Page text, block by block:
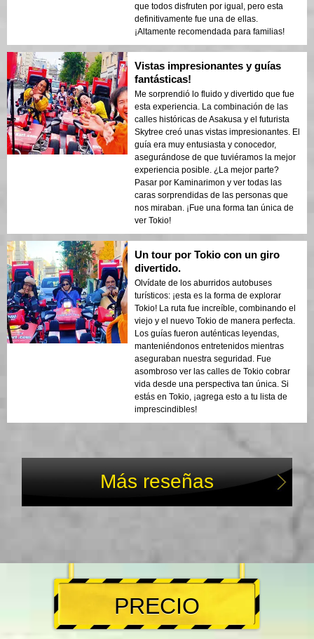
que todos disfruten por igual, pero esta
definitivamente fue una de ellas.
¡Altamente recomendada para familias!
Vistas impresionantes y guías
fantásticas!
Me sorprendió lo fluido y divertido que fue
esta experiencia. La combinación de las
calles históricas de Asakusa y el futurista
Skytree creó unas vistas impresionantes. El
guía era muy entusiasta y conocedor,
asegurándose de que tuviéramos la mejor
experiencia posible. ¿La mejor parte?
Pasar por Kaminarimon y ver todas las
caras sorprendidas de las personas que
nos miraban. ¡Fue una forma tan única de
ver Tokio!
Un tour por Tokio con un giro
divertido.
Olvídate de los aburridos autobuses
turísticos: ¡esta es la forma de explorar
Tokio! La ruta fue increíble, combinando el
viejo y el nuevo Tokio de manera perfecta.
Los guías fueron auténticas leyendas,
manteniéndonos entretenidos mientras
aseguraban nuestra seguridad. Fue
asombroso ver las calles de Tokio cobrar
vida desde una perspectiva tan única. Si
estás en Tokio, ¡agrega esto a tu lista de
imprescindibles!
Más reseñas
PRECIO